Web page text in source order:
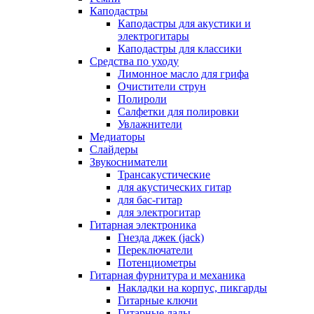
Каподастры
Каподастры для акустики и
электрогитары
Каподастры для классики
Средства по уходу
Лимонное масло для грифа
Очистители струн
Полироли
Салфетки для полировки
Увлажнители
Медиаторы
Слайдеры
Звукосниматели
Трансакустические
для акустических гитар
для бас-гитар
для электрогитар
Гитарная электроника
Гнезда джек (jack)
Переключатели
Потенциометры
Гитарная фурнитура и механика
Накладки на корпус, пикгарды
Гитарные ключи